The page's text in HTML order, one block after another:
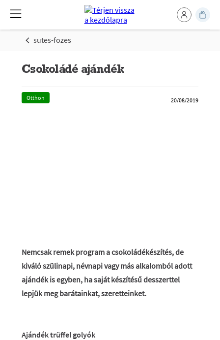
sutes-fozes
Csokoládé ajándék
Otthon 20/08/2019
Nemcsak remek program a csokoládékészítés, de
kiváló szülinapi, névnapi vagy más alkalomból adott
ajándék is egyben, ha saját készítésű desszerttel
lepjük meg barátainkat, szeretteinket.
Ajándék trüffel golyók